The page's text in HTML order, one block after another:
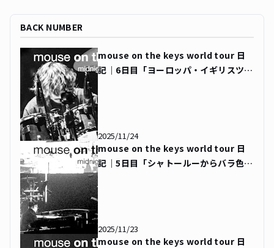
BACK NUMBER
mouse on the keys world tour 日
記｜6日目「ヨーロッパ・イギリスツア
2025/11/24
mouse on the keys world tour 日
記｜5日目「シャトールーからバラ色の
2025/11/23
mouse on the keys world tour 日